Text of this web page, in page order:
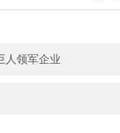
人领军企业